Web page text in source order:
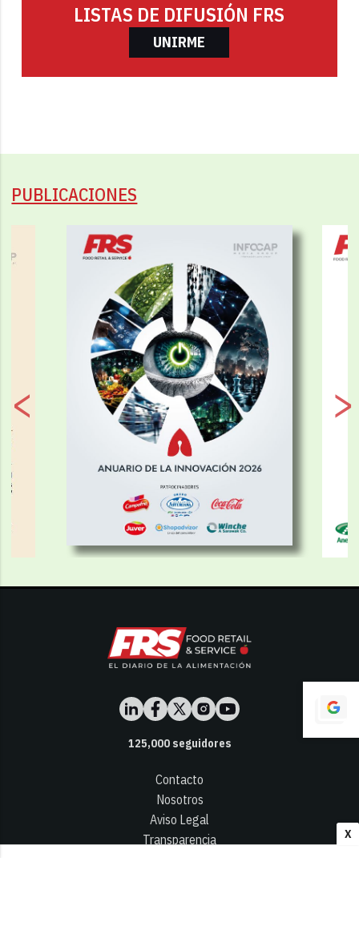
X
LISTAS DE DIFUSIÓN FRS
UNIRME
PUBLICACIONES
125,000seguidores
Contacto
Nosotros
Aviso Legal
Transparencia